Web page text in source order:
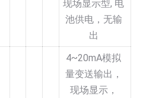
现场显示型, 电
池供电，无输
出
4~20mA模拟
量变送输出，
现场显示，